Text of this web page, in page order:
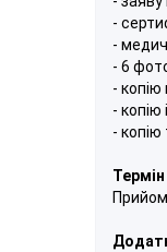
-
-
- 6
- копiю
- копiю
- копiю